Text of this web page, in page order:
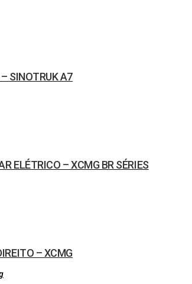
SINOTRUK A7
ELÉTRICO – XCMG BR SÉRIES
– XCMG